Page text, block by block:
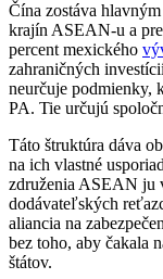
Čína zostáva
krajín ASEAN-u a pre
percent mexického
zahraničných
neurčuje podmienky,
PA. Tie určujú
Táto štruktúra dáva
na ich vlastné
združenia ASEAN ju
dodávateľských
aliancia na
bez toho, aby čakala
štátov.